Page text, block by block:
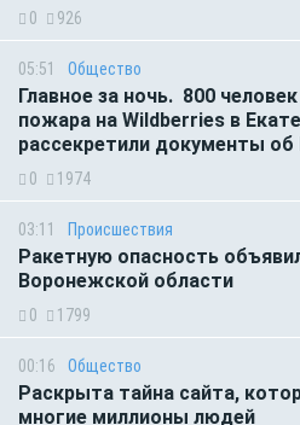
0 926
05:51 Общество
Главное за ночь. 800
пожара на Wildberries в
рассекретили документы
0 1974
03:11 Происшествия
Ракетную опасность
Воронежской области
0 1799
00:16 Общество
Раскрыта тайна сайта,
многие миллионы людей